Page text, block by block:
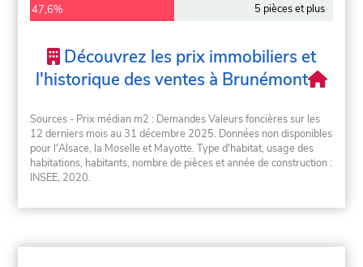
47,6% 5 pièces et plus
Découvrez les prix immobiliers et
l'historique des ventes à Brunémont
Sources - Prix médian m2 : Demandes Valeurs foncières sur les
12 derniers mois au 31 décembre 2025. Données non disponibles
pour l'Alsace, la Moselle et Mayotte. Type d'habitat, usage des
habitations, habitants, nombre de pièces et année de construction :
INSEE, 2020.